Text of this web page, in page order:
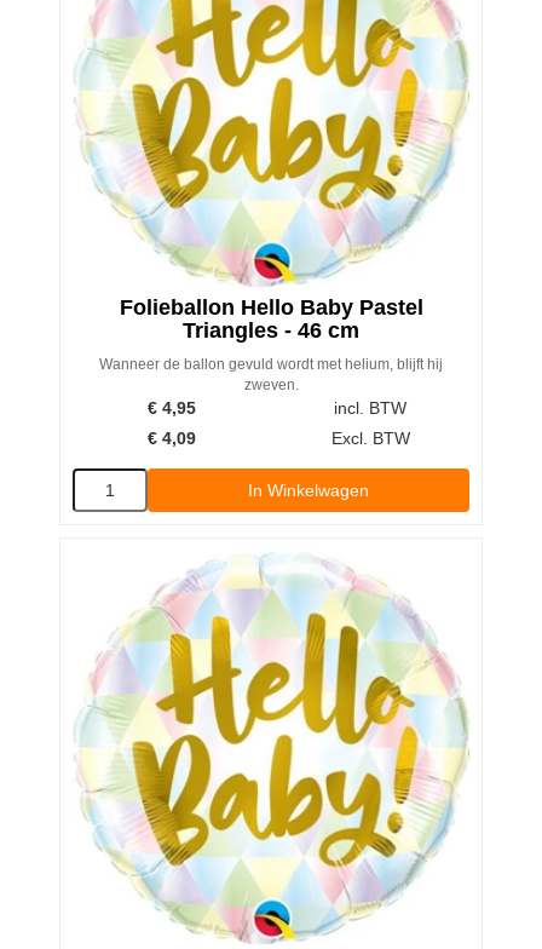
Folieballon Hello Baby Pastel
Triangles - 46 cm
Wanneer de ballon gevuld wordt met helium, blijft hij
zweven.
€ 4,95
incl. BTW
€ 4,09 Excl. BTW
In Winkelwagen